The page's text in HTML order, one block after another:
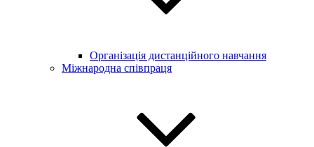
Організація дистанційного навчання
Міжнародна співпраця